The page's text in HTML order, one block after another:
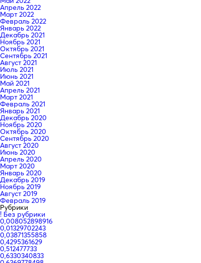
Апрель 2022
Март 2022
Февраль 2022
Январь 2022
Декабрь 2021
Ноябрь 2021
Октябрь 2021
Сентябрь 2021
Август 2021
Июль 2021
Июнь 2021
Май 2021
Апрель 2021
Март 2021
Февраль 2021
Январь 2021
Декабрь 2020
Ноябрь 2020
Октябрь 2020
Сентябрь 2020
Август 2020
Июнь 2020
Апрель 2020
Март 2020
Январь 2020
Декабрь 2019
Ноябрь 2019
Август 2019
Февраль 2019
Рубрики
! Без рубрики
0,008052898916
0,01329702243
0,03871355858
0,4295361629
0,512477733
0,6330340833